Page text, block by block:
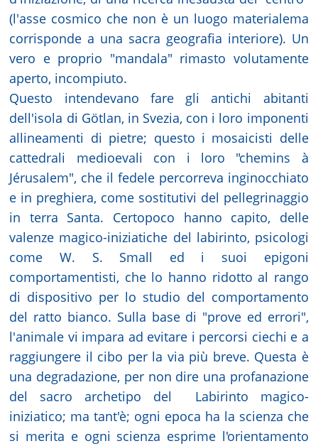
(l'asse cosmico che non è un luogo materialema
corrisponde a una sacra geografia interiore). Un
vero e proprio "mandala" rimasto volutamente
aperto, incompiuto.
Questo intendevano fare gli antichi abitanti
dell'isola di Götlan, in Svezia, con i loro imponenti
allineamenti di pietre; questo i mosaicisti delle
cattedrali medioevali con i loro "chemins à
Jérusalem", che il fedele percorreva inginocchiato
e in preghiera, come sostitutivi del pellegrinaggio
in terra Santa. Certopoco hanno capito, delle
valenze magico-iniziatiche del labirinto, psicologi
come W. S. Small ed i suoi epigoni
comportamentisti, che lo hanno ridotto al rango
di dispositivo per lo studio del comportamento
del ratto bianco. Sulla base di "prove ed errori",
l'animale vi impara ad evitare i percorsi ciechi e a
raggiungere il cibo per la via più breve. Questa è
una degradazione, per non dire una profanazione
del sacro archetipo del
Labirinto magico-
iniziatico; ma tant'è; ogni epoca ha la scienza che
si merita e ogni scienza esprime l'orientamento